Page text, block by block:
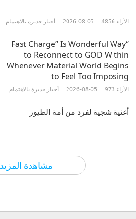
الرحمة الحقيقية والمعايير الأخلاقية هي
الحل الحقيقي،الجزء 1 من 22
2022-02-01 الآراء
مشاهدة المزيد
أخبار جديرة بالاهتمام 2026-08-05 4856 الآراء
“Fast Charge” Is Wonderful Way
to Reconnect to GOD Within
Whenever Material World Begins
to Feel Too Imposing
أخبار جديرة بالاهتمام 2026-08-05 973 الآراء
أغنية شجية لفرد من أمة الطيور
بين المعلمة والتلاميذ 2026-08-05
School Community